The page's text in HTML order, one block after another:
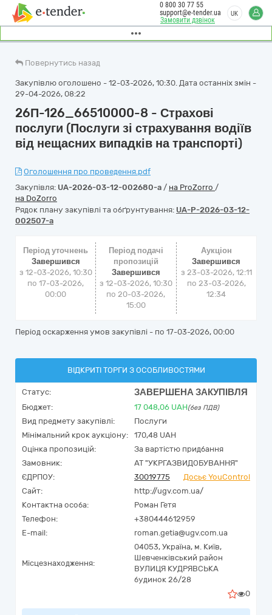
Замовити дзвінок
0 800 30 77 55
support@e-tender.ua
UK
Повернутись назад
Закупівлю оголошено - 12-03-2026, 10:30. Дата останніх змін -
29-04-2026, 08:22
26П-126_66510000-8 - Страхові
послуги (Послуги зі страхування водіїв
від нещасних випадків на транспорті)
Оголошення про проведення.pdf
Закупівля: UA-2026-03-12-002680-a / на ProZorro /
на DoZorro
Рядок плану закупівлі та обґрунтування: UA-P-2026-03-12-
002507-a
Період уточнень
Завершився
з 12-03-2026, 10:30
по 17-03-2026,
00:00
Період подачі
пропозицій
Завершився
з 12-03-2026, 10:30
по 20-03-2026,
15:00
Аукціон
Завершився
з 23-03-2026, 12:11
по 23-03-2026,
12:34
Період оскарження умов закупівлі - по 17-03-2026, 00:00
ВІДКРИТІ ТОРГИ З ОСОБЛИВОСТЯМИ
Статус: ЗАВЕРШЕНА ЗАКУПІВЛЯ
Бюджет: 17 048,06 UAH(без ПДВ)
Вид предмету закупівлі:
Послуги
Мінімальний крок аукціону:
170,48 UAH
Оцінка пропозицій:
За вартістю придбання
Замовник:
АТ "УКРГАЗВИДОБУВАННЯ"
ЄДРПОУ:
30019775
Досьє YouControl
Сайт:
http://ugv.com.ua/
Контактна особа:
Роман Гетя
Телефон:
+380444612959
E-mail:
roman.getia@ugv.com.ua
Місцезнаходження:
04053, Україна, м. Київ,
Шевченківський район
ВУЛИЦЯ КУДРЯВСЬКА
будинок 26/28
0